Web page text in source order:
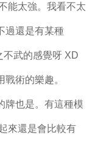
能太強。我看不太
過還是有某種
不武的感覺呀 XD
術的樂趣。
牌也是。有這種模
來還是會比較有